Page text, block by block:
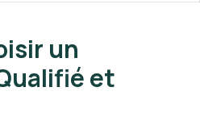
un
et